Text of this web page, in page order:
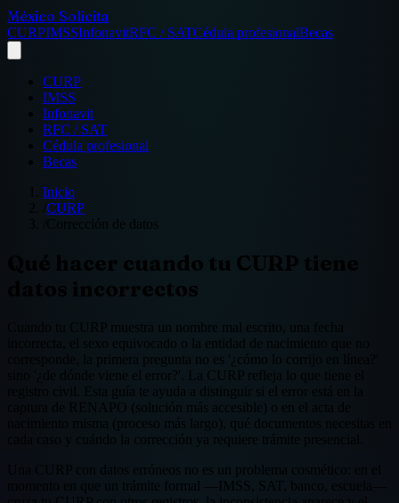
México Solicita
CURPIMSSInfonavitRFC / SATCédula profesionalBecas
CURP
IMSS
Infonavit
RFC / SAT
Cédula profesional
Becas
Inicio
CURP
Corrección de datos
Qué hacer cuando tu CURP tiene
datos incorrectos
Cuando tu CURP muestra un nombre mal escrito, una fecha
incorrecta, el sexo equivocado o la entidad de nacimiento que no
corresponde, la primera pregunta no es '¿cómo lo corrijo en línea?'
sino '¿de dónde viene el error?'. La CURP refleja lo que tiene el
registro civil. Esta guía te ayuda a distinguir si el error está en la
captura de RENAPO (solución más accesible) o en el acta de
nacimiento misma (proceso más largo), qué documentos necesitas en
cada caso y cuándo la corrección ya requiere trámite presencial.
Una CURP con datos erróneos no es un problema cosmético: en el
momento en que un trámite formal —IMSS, SAT, banco, escuela—